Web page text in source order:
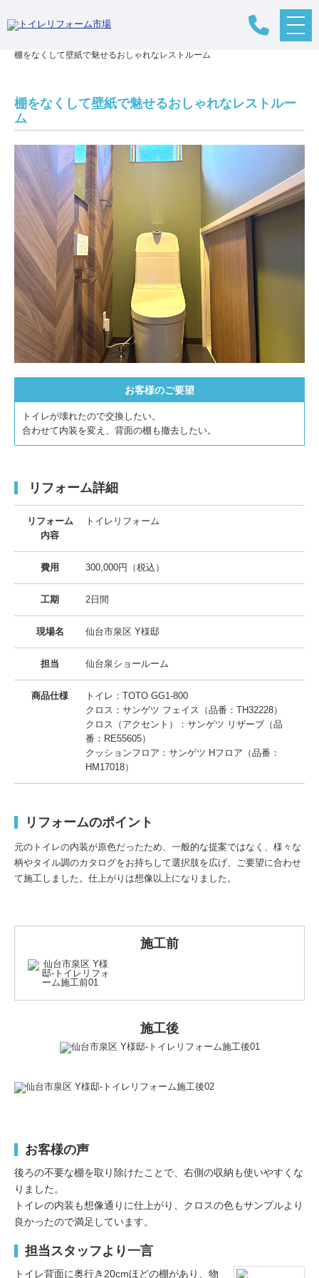
メ
ニ
>
棚をなくして壁紙で魅せるおしゃれなレストルーム
棚をなくして壁紙で魅せるおしゃれなレストルー
ム
お客様のご要望
トイレが壊れたので交換したい。
合わせて内装を変え、背面の棚も撤去したい。
リフォーム詳細
リフォーム
内容
トイレリフォーム
費用 300,000円（税込）
工期 2日間
現場名 仙台市泉区 Y様邸
担当 仙台泉ショールーム
商品仕様
トイレ：TOTO GG1-800
クロス：サンゲツ フェイス（品番：TH32228）
クロス（アクセント）：サンゲツ リザーブ（品
番：RE55605）
クッションフロア：サンゲツ Hフロア（品番：
HM17018）
リフォームのポイント
元のトイレの内装が原色だったため、一般的な提案ではなく、様々な
柄やタイル調のカタログをお持ちして選択肢を広げ、ご要望に合わせ
て施工しました。仕上がりは想像以上になりました。
施工前
施工後
お客様の声
後ろの不要な棚を取り除けたことで、右側の収納も使いやすくな
りました。
トイレの内装も想像通りに仕上がり、クロスの色もサンプルより
良かったので満足しています。
担当スタッフより一言
トイレ背面に奥行き20cmほどの棚があり、物